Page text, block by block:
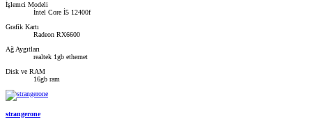
İşlemci Modeli
İntel Core İ5 12400f
Grafik Kartı
Radeon RX6600
Ağ Aygıtları
realtek 1gb ethernet
Disk ve RAM
16gb ram
strangerone